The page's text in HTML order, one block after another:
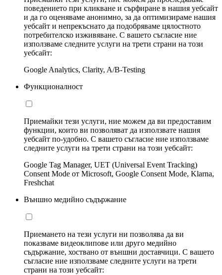
поведението при кликване и сърфиране в нашия уебсайт
и да го оценяваме анонимно, за да оптимизираме нашия
уебсайт и непрекъснато да подобряваме цялостното
потребителско изживяване. С вашето съгласие ние
използваме следните услуги на трети страни на този
уебсайт:
Google Analytics, Clarity, A/B-Testing
Функционалност
Приемайки тези услуги, ние можем да ви предоставим
функции, които ви позволяват да използвате нашия
уебсайт по-удобно. С вашето съгласие ние използваме
следните услуги на трети страни на този уебсайт:
Google Tag Manager, UET (Universal Event Tracking)
Consent Mode от Microsoft, Google Consent Mode, Klarna,
Freshchat
Външно медийно съдържание
Приемането на тези услуги ни позволява да ви
показваме видеоклипове или друго медийно
съдържание, хоствано от външни доставчици. С вашето
съгласие ние използваме следните услуги на трети
страни на този уебсайт: